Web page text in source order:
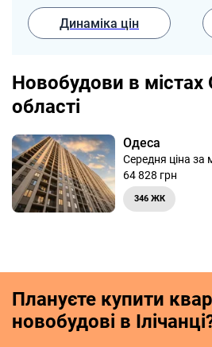
Динаміка цін
Новобудови в містах
області
Одеса
Середня ціна за
64 828 грн
346 ЖК
Плануєте купити
новобудові в